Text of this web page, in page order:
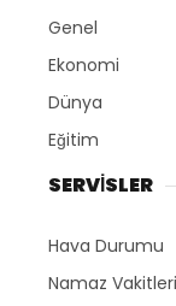
Genel
Ekonomi
Dünya
Eğitim
SERVİSLER
Hava Durumu
Namaz Vakitleri